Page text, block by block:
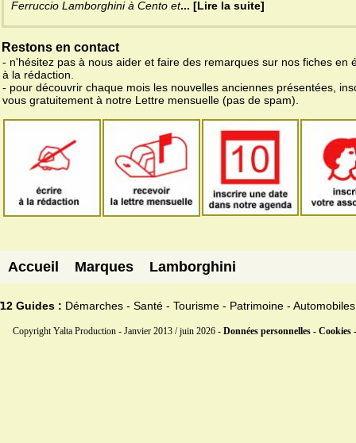
Ferruccio Lamborghini à Cento et... [Lire la suite]
Restons en contact
- n'hésitez pas à nous aider et faire des remarques sur nos fiches en
à la rédaction.
- pour découvrir chaque mois les nouvelles anciennes présentées,
vous gratuitement à notre Lettre mensuelle (pas de spam).
Accueil Marques Lamborghini
12 Guides : Démarches - Santé - Tourisme - Patrimoine - Automobiles
Copyright Yalta Production - Janvier 2013 / juin 2026 - Données personnelles - Cookies